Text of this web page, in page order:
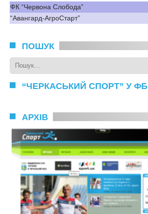
ФК “Червона Слобода”
“Авангард-АгроСтарт”
ПОШУК
“ЧЕРКАСЬКИЙ СПОРТ” У ФБ
АРХІВ